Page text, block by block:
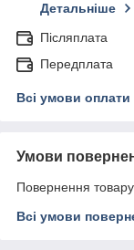
Детальніше
Післяплата
Передплата
Всі умови оплати
Умови
Повернення
Всі умови